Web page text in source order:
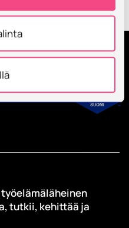
tutkii, kehittää ja